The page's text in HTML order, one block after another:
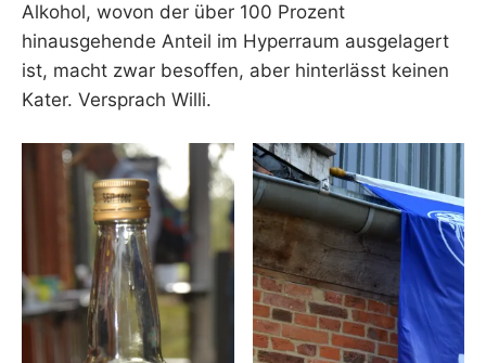
Alkohol, wovon der über 100 Prozent
hinausgehende Anteil im Hyperraum ausgelagert
ist, macht zwar besoffen, aber hinterlässt keinen
Kater. Versprach Willi.